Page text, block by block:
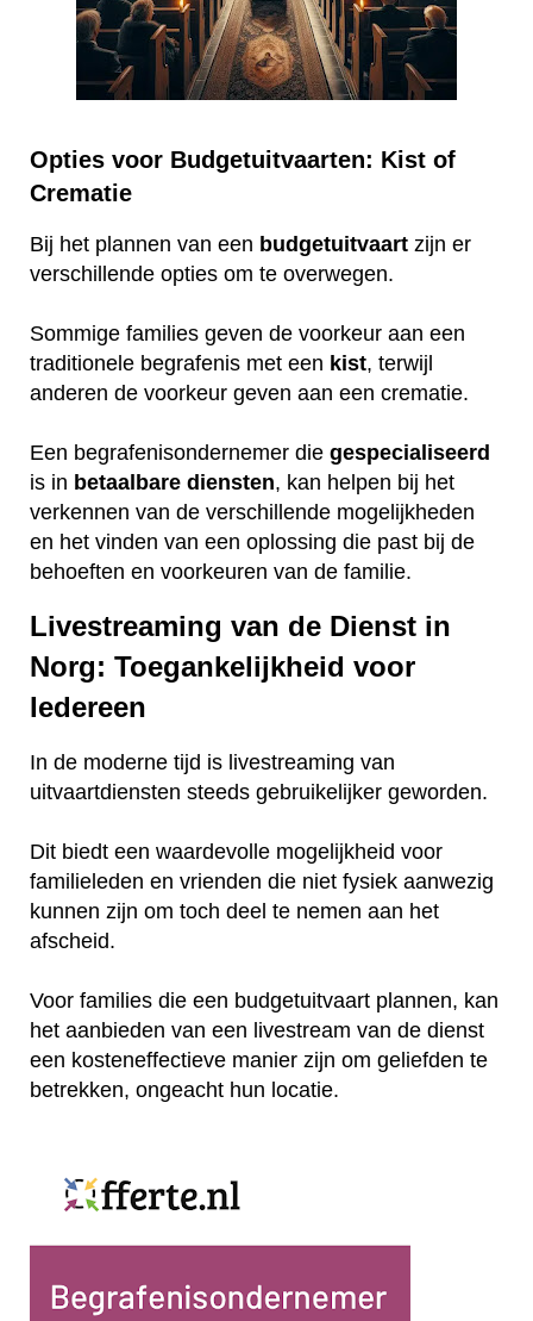
Opties voor Budgetuitvaarten: Kist of
Crematie
Bij het plannen van een budgetuitvaart zijn er
verschillende opties om te overwegen.
Sommige families geven de voorkeur aan een
traditionele begrafenis met een kist, terwijl
anderen de voorkeur geven aan een crematie.
Een begrafenisondernemer die gespecialiseerd
is in betaalbare diensten, kan helpen bij het
verkennen van de verschillende mogelijkheden
en het vinden van een oplossing die past bij de
behoeften en voorkeuren van de familie.
Livestreaming van de Dienst in
Norg: Toegankelijkheid voor
Iedereen
In de moderne tijd is livestreaming van
uitvaartdiensten steeds gebruikelijker geworden.
Dit biedt een waardevolle mogelijkheid voor
familieleden en vrienden die niet fysiek aanwezig
kunnen zijn om toch deel te nemen aan het
afscheid.
Voor families die een budgetuitvaart plannen, kan
het aanbieden van een livestream van de dienst
een kosteneffectieve manier zijn om geliefden te
betrekken, ongeacht hun locatie.